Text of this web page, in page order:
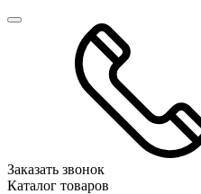
Заказать звонок
Каталог товаров